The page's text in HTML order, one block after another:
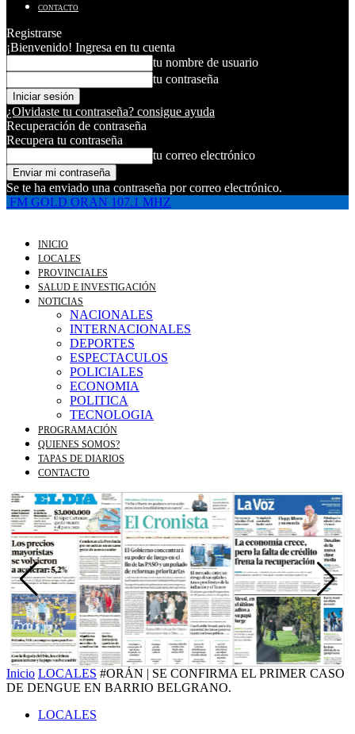
CONTACTO
Registrarse
¡Bienvenido! Ingresa en tu cuenta
tu nombre de usuario
tu contraseña
¿Olvidaste tu contraseña? consigue ayuda
Recuperación de contraseña
Recupera tu contraseña
tu correo electrónico
Se te ha enviado una contraseña por correo electrónico.
FM GOLD ORAN 107.1 MHZ
INICIO
LOCALES
PROVINCIALES
SALUD E INVESTIGACIÓN
NOTICIAS
NACIONALES
INTERNACIONALES
DEPORTES
ESPECTACULOS
POLICIALES
ECONOMIA
POLITICA
TECNOLOGIA
PROGRAMACIÓN
QUIENES SOMOS?
TAPAS DE DIARIOS
CONTACTO
Inicio LOCALES #ORÁN | SE CONFIRMA EL PRIMER CASO
DE DENGUE EN BARRIO BELGRANO.
LOCALES